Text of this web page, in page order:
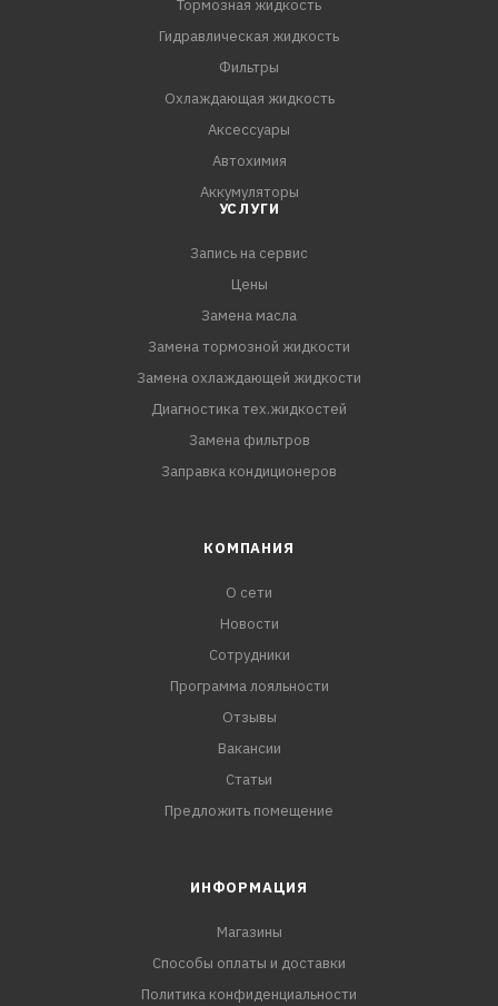
Тормозная жидкость
Гидравлическая жидкость
Фильтры
Охлаждающая жидкость
Аксессуары
Автохимия
Аккумуляторы
УСЛУГИ
Запись на сервис
Цены
Замена масла
Замена тормозной жидкости
Замена охлаждающей жидкости
Диагностика тех.жидкостей
Замена фильтров
Заправка кондиционеров
КОМПАНИЯ
О сети
Новости
Сотрудники
Программа лояльности
Отзывы
Вакансии
Статьи
Предложить помещение
ИНФОРМАЦИЯ
Магазины
Способы оплаты и доставки
Политика конфиденциальности